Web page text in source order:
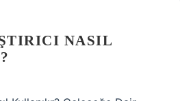
NASIL